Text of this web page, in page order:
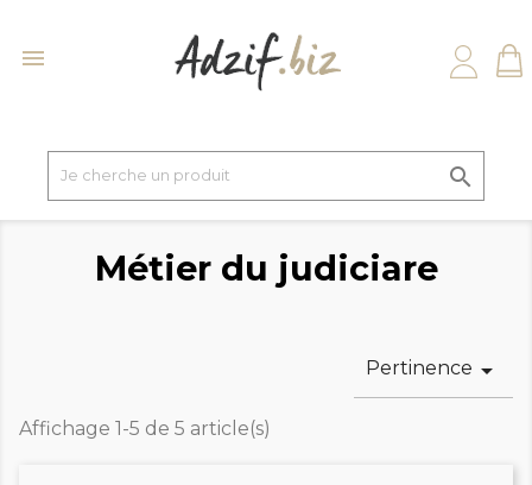


Métier du judiciare
Pertinence 
Affichage 1-5 de 5 article(s)